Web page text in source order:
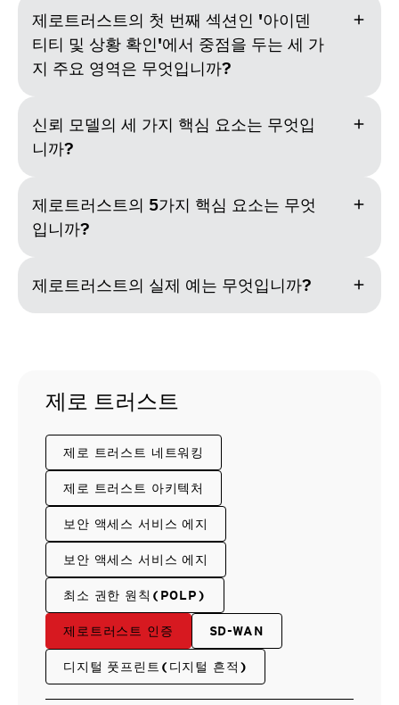
제로트러스트의 첫 번째 섹션인 '아이덴
티티 및 상황 확인'에서 중점을 두는 세 가
지 주요 영역은 무엇입니까?
add
신뢰 모델의 세 가지 핵심 요소는 무엇입
니까?
add
제로트러스트의 5가지 핵심 요소는 무엇
입니까?
add
제로트러스트의 실제 예는 무엇입니까? add
제로 트러스트
제로 트러스트 네트워킹
제로 트러스트 아키텍처
보안 액세스 서비스 에지
보안 액세스 서비스 에지
최소 권한 원칙(POLP)
제로트러스트 인증 SD-WAN
디지털 풋프린트(디지털 흔적)